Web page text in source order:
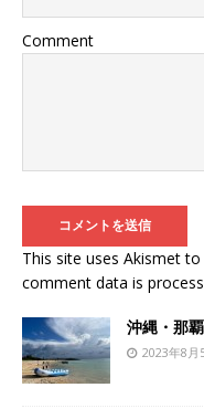
Comment
This site uses Akismet
comment data is
沖縄・那
2023年8月